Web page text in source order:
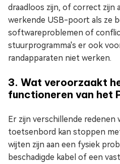
draadloos zijn, of correct zijn
werkende USB-poort als ze
softwareproblemen of
stuurprogramma's er ook
randapparaten niet werken.
3. Wat veroorzaakt
functioneren van het
Er zijn verschillende redenen
toetsenbord kan stoppen
wijten zijn aan een fysiek
beschadigde kabel of een